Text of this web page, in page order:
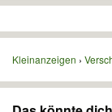
Kleinanzeigen